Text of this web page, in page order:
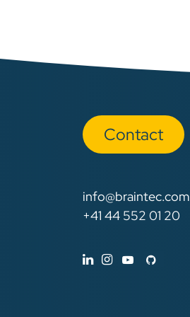
Con​​​​tact
info@braintec.com
+41 44 552 01 20